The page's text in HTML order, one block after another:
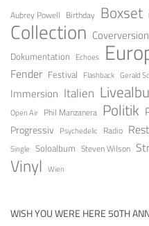
Aubrey Powell Birthday Boxset
Collection Coverversion
Dokumentation Echoes
Fender Festival Flashback Gerald
Immersion Italien
Open Air Phil Manzanera Politik
Progressiv Psychedelic Radio
Single Soloalbum Steven Wilson
Vinyl Wien
WISH YOU WERE HERE 50TH